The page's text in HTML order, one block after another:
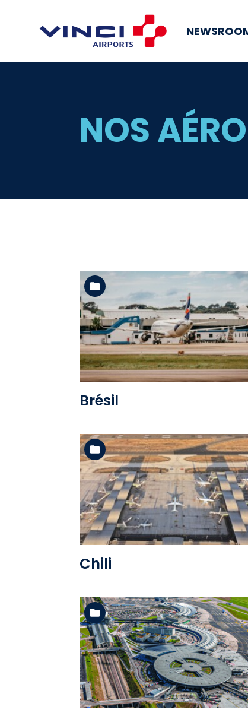
NOS
Voir l'album
Brésil
Voir l'album
Chili
Voir l'album